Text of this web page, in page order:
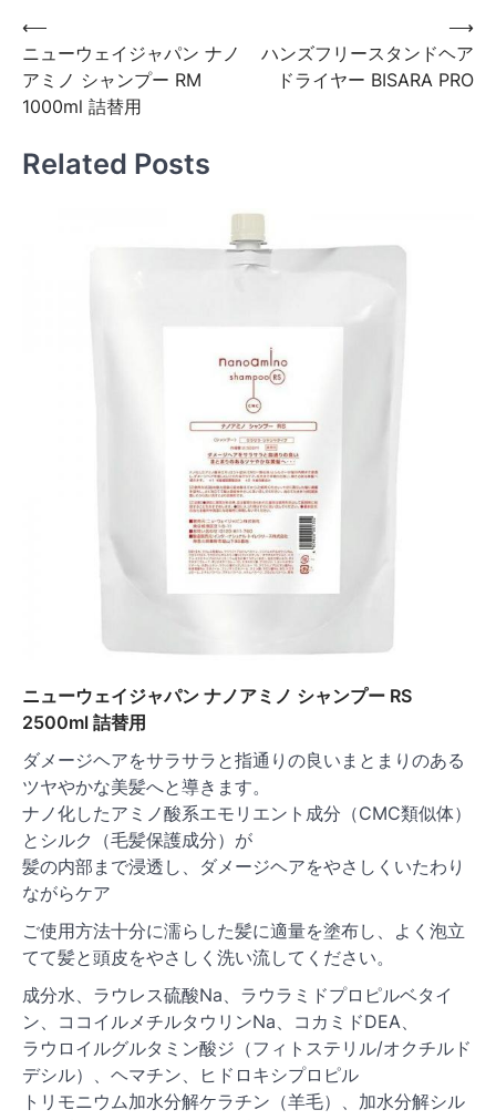
投
稿
ナ
ゲ
⟵
ニューウェイジャパン ナノ
アミノ シャンプー RM
1000ml 詰替用
ハンズフリースタンドヘア
ドライヤー BISARA PRO
⟶
Related Posts
ニューウェイジャパン ナノアミノ シャンプー RS
2500ml 詰替用
ダメージヘアをサラサラと指通りの良いまとまりのある
ツヤやかな美髪へと導きます。
ナノ化したアミノ酸系エモリエント成分（CMC類似体）
とシルク（毛髪保護成分）が
髪の内部まで浸透し、ダメージヘアをやさしくいたわり
ながらケア
ご使用方法十分に濡らした髪に適量を塗布し、よく泡立
てて髪と頭皮をやさしく洗い流してください。
成分水、ラウレス硫酸Na、ラウラミドプロピルベタイ
ン、ココイルメチルタウリンNa、コカミドDEA、
ラウロイルグルタミン酸ジ（フィトステリル/オクチルド
デシル）、ヘマチン、ヒドロキシプロピル
トリモニウム加水分解ケラチン（羊毛）、加水分解シル